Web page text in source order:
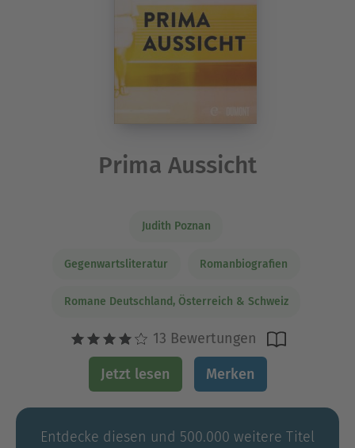
Prima Aussicht
Judith Poznan
Gegenwartsliteratur Romanbiografien
Romane Deutschland, Österreich & Schweiz
13 Bewertungen
Jetzt lesen Merken
Entdecke diesen und 500.000 weitere Titel